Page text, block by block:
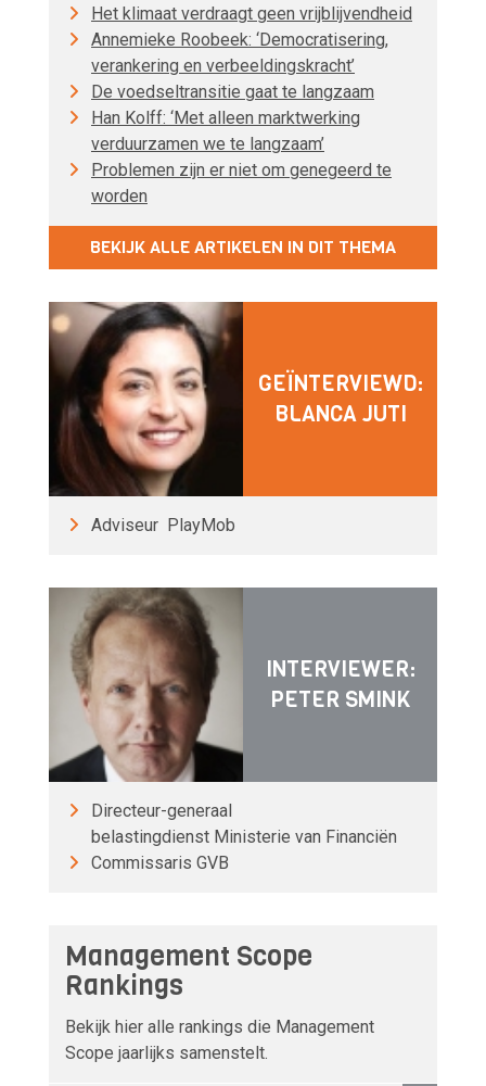
Het klimaat verdraagt geen vrijblijvendheid
Annemieke Roobeek: ‘Democratisering,
verankering en verbeeldingskracht’
De voedseltransitie gaat te langzaam
Han Kolff: ‘Met alleen marktwerking
verduurzamen we te langzaam’
Problemen zijn er niet om genegeerd te
worden
BEKIJK ALLE ARTIKELEN IN DIT THEMA
GEÏNTERVIEWD:
BLANCA JUTI
Adviseur PlayMob
INTERVIEWER:
PETER SMINK
Directeur-generaal
belastingdienst Ministerie van Financiën
Commissaris GVB
Management Scope
Rankings
Bekijk hier alle rankings die Management
Scope jaarlijks samenstelt.